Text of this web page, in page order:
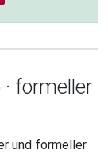
formeller
und formeller